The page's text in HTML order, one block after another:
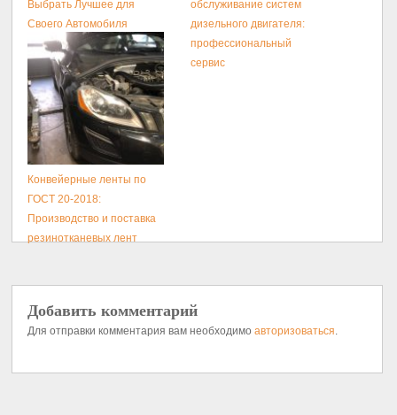
Выбрать Лучшее для
Своего Автомобиля
обслуживание систем
дизельного двигателя:
профессиональный
сервис
Конвейерные ленты по
ГОСТ 20-2018:
Производство и поставка
резинотканевых лент
Добавить комментарий
Для отправки комментария вам необходимоавторизоваться.